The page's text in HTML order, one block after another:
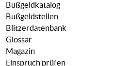
Bußgeldkatalog
Bußgeldstellen
Blitzerdatenbank
Glossar
Magazin
Einspruch prüfen